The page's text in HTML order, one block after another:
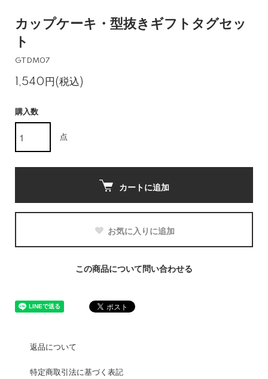
カップケーキ・型抜きギフトタグセッ
ト
GTDM07
1,540円(税込)
購入数
点
カートに追加
お気に入りに追加
この商品について問い合わせる
返品について
特定商取引法に基づく表記